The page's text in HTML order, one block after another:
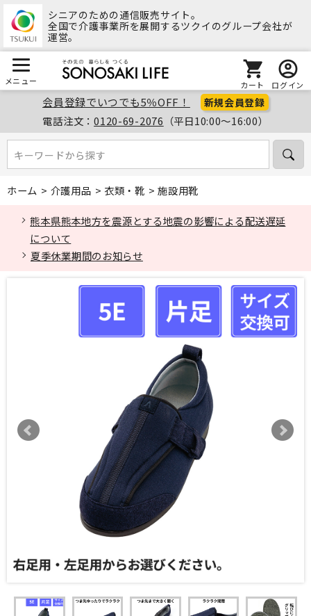
シニアのための通信販売サイト。
全国で介護事業所を展開するツクイのグループ会社が
運営。
メニュー カート ログイン
会員登録でいつでも5％OFF！ 新規会員登録
電話注文：0120-69-2076 （平日10:00～16:00）
キーワードから探す
キーワードから探す
ホーム > 介護用品 > 衣類・靴 >施設用靴
熊本県熊本地方を震源とする地震の影響による配送遅延
について
夏季休業期間のお知らせ